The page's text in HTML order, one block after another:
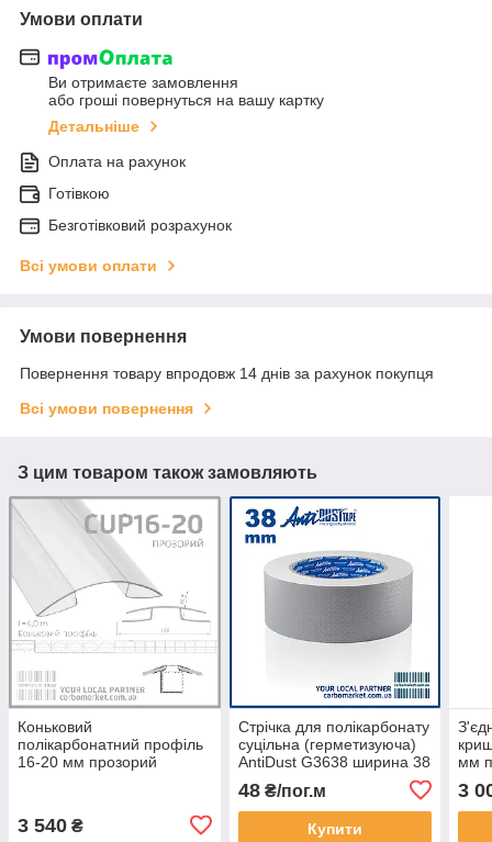
Умови оплати
Ви отримаєте замовлення
або гроші повернуться на вашу картку
Детальніше
Оплата на рахунок
Готівкою
Безготівковий розрахунок
Всі умови оплати
Умови повернення
Повернення товару впродовж 14 днів за рахунок покупця
Всі умови повернення
З цим товаром також замовляють
Коньковий
полікарбонатний профіль
16-20 мм прозорий
3 540 ₴
Стрічка для полікарбонату
суцільна (герметизуюча)
AntiDust G3638 ширина 38
48₴/пог.м
Купити
мм
3